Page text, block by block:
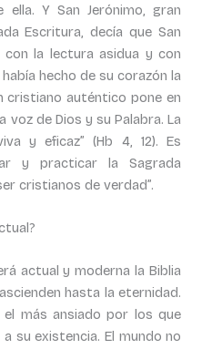
Y San Jerónimo, gran
Escritura, decía que San
la lectura asidua y con
hecho de su corazón la
cristiano auténtico pone en
de Dios y su Palabra. La
y eficaz” (Hb 4, 12). Es
y practicar la Sagrada
cristianos de verdad”.
actual y moderna la Biblia
hasta la eternidad.
más ansiado por los que
su existencia. El mundo no